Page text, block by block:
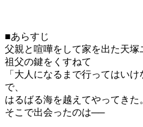
■あらすじ
父親と喧嘩をして家を出た天塚
祖父の鍵をくすねて
「大人になるまで行ってはい
で、
はるばる海を越えてやってきた
そこで出会ったのは──